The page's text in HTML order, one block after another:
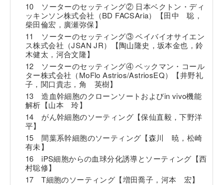
10 ソーターのセッティング② 日本ベクトン・ディ
ッキンソン株式会社（BD FACSAria）【田中 聡，
柴田倫宏，廣瀬弥保】
11 ソーターのセッティング③ ベイバイオサイエン
ス株式会社（JSAN JR）【陶山隆史，坂本金也，鈴
木健太，河合文隆】
12 ソーターのセッティング④ ベックマン・コール
ター株式会社（MoFlo Astrios/AstriosEQ）【井野礼
子，関口貴志，角 英樹】
13 造血幹細胞のクローンソートおよびin vivo機能
解析【山本 玲】
14 がん幹細胞のソーティング【保仙直毅，下野洋
平】
15 間葉系幹細胞のソーティング【森川 暁，松崎
有未】
16 iPS細胞からの血球分化誘導とソーティング【西
村聡修】
17 T細胞のソーティング【増田喬子，河本 宏】